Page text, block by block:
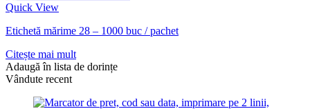
Quick View
Etichetă mărime 28 – 1000 buc / pachet
Citește mai mult
Adaugă în lista de dorințe
Vândute recent